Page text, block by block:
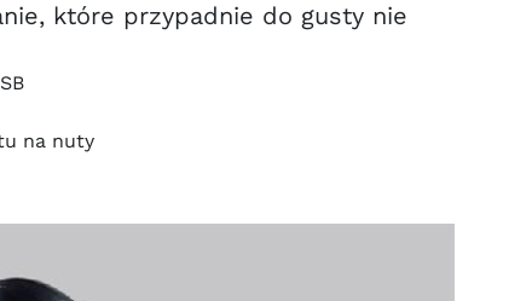
które przypadnie do gusty nie
na nuty